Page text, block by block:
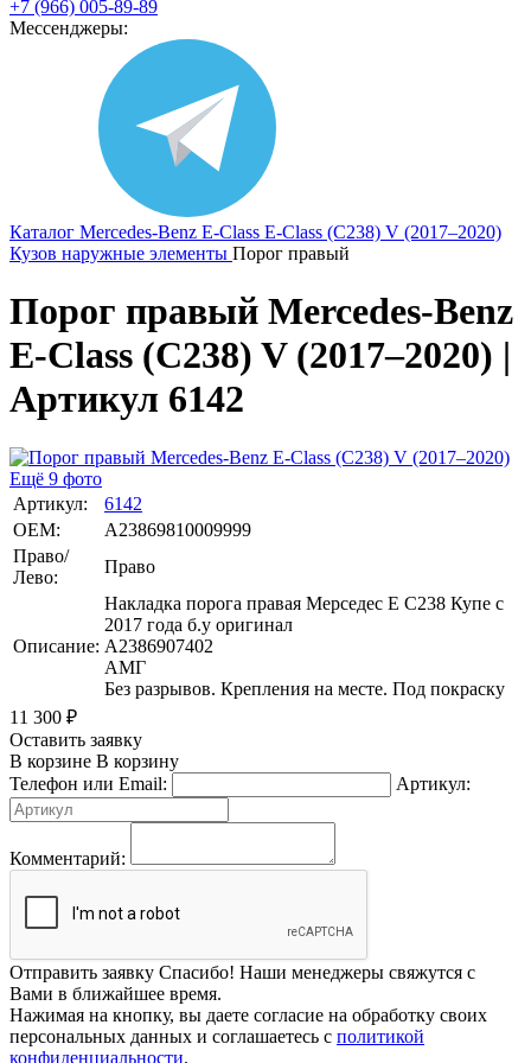
+7 (966) 005-89-89
Мессенджеры:
Каталог Mercedes-Benz E-Class E-Class (C238) V (2017–2020)
Кузов наружные элементы Порог правый
Порог правый Mercedes-Benz
E-Class (C238) V (2017–2020) |
Артикул 6142
Ещё 9 фото
Артикул:
6142
OEM:
A23869810009999
Право/
Лево:
Право
Описание:
Накладка порога правая Мерседес Е С238 Купе с
2017 года б.у оригинал
A2386907402
АМГ
Без разрывов. Крепления на месте. Под покраску
11 300 ₽
Оставить заявку
В корзине В корзину
Телефон или Email:
Артикул:
Комментарий:
Отправить заявку Спасибо! Наши менеджеры свяжутся с
Вами в ближайшее время.
Нажимая на кнопку, вы даете согласие на обработку своих
персональных данных и соглашаетесь с политикой
конфиденциальности.